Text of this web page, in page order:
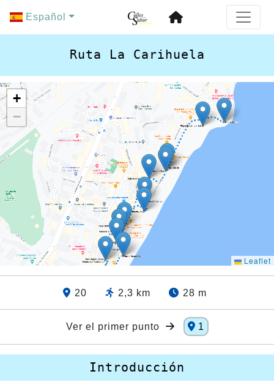
Español
Ruta La Carihuela
+
−
Leaflet
20 2,3 km 28 m
Ver el primer punto 1
Introducción